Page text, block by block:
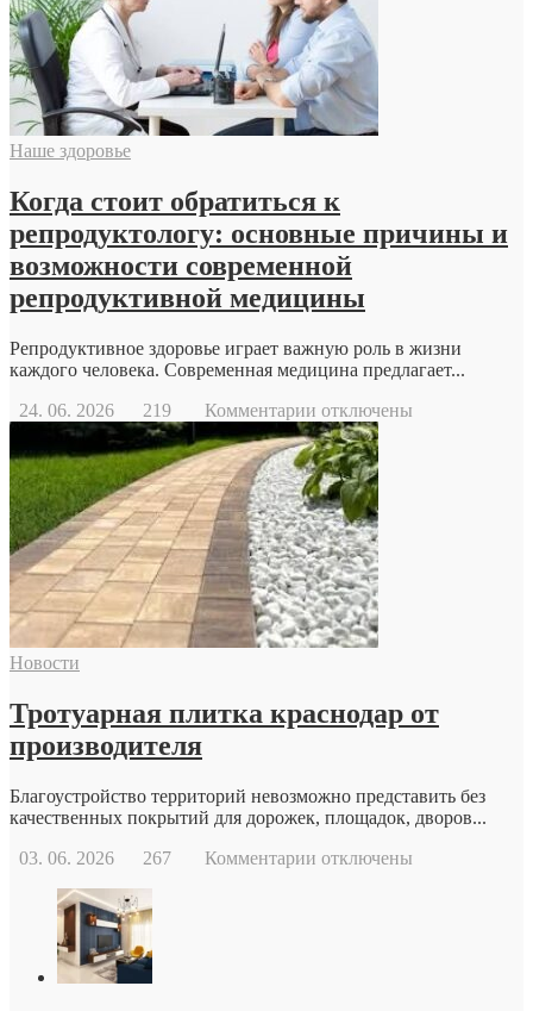
Наше здоровье
Когда стоит обратиться к
репродуктологу: основные причины и
возможности современной
репродуктивной медицины
Репродуктивное здоровье играет важную роль в жизни
каждого человека. Современная медицина предлагает...
24. 06. 2026
219 Комментарии к
записи
Когда
стоит
обратиться
к
репродуктологу:
основные
причины
и
возможности
современной
отключены
Новости
Тротуарная плитка краснодар от
производителя
Благоустройство территорий невозможно представить без
качественных покрытий для дорожек, площадок, дворов...
03. 06. 2026
267 Комментарии котключены